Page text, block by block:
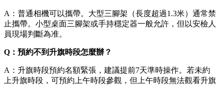
A：普通相機可以攜帶。大型三腳架（長度超過1.3米）通常禁
止攜帶。小型桌面三腳架或手持穩定器一般允許，但以安檢人
員現場判斷為准。
Q：預約不到升旗時段怎麼辦？
A：升旗時段預約名額緊張，建議提前7天準時操作。若未約
上升旗時段，可預約上午時段參觀，但上午時段無法觀看升旗